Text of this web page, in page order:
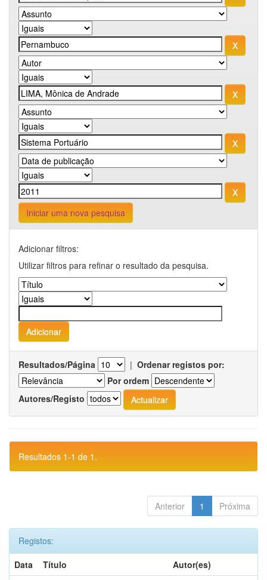
Iniciar uma nova pesquisa
Adicionar filtros:
Utilizar filtros para refinar o resultado da pesquisa.
Resultados/Página | Ordenar registos por:
Por ordem
Autores/Registo
Resultados 1-1 de 1.
Anterior 1 Próxima
Registos:
Data
Título
Autor(es)